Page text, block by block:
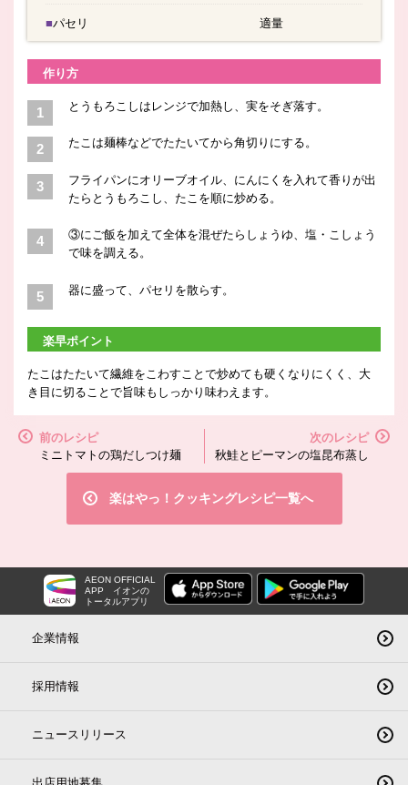
■パセリ 適量
作り方
とうもろこしはレンジで加熱し、実をそぎ落す。
たこは麺棒などでたたいてから角切りにする。
フライパンにオリーブオイル、にんにくを入れて香りが出
たらとうもろこし、たこを順に炒める。
③にご飯を加えて全体を混ぜたらしょうゆ、塩・こしょう
で味を調える。
器に盛って、パセリを散らす。
楽早ポイント
たこはたたいて繊維をこわすことで炒めても硬くなりにくく、大
き目に切ることで旨味もしっかり味わえます。
前のレシピ
ミニトマトの鶏だしつけ麺
次のレシピ
秋鮭とピーマンの塩昆布蒸し
楽はやっ！クッキングレシピ一覧へ
AEON OFFICIAL
APP
イオンの
トータルアプリ
企業情報
採用情報
ニュースリリース